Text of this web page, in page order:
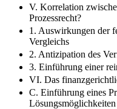
V. Korrelation
Prozessrecht?
1. Auswirkungen der
Vergleichs
2. Antizipation des
3. Einführung einer
VI. Das
C. Einführung eines
Lösungsmöglichkeiten